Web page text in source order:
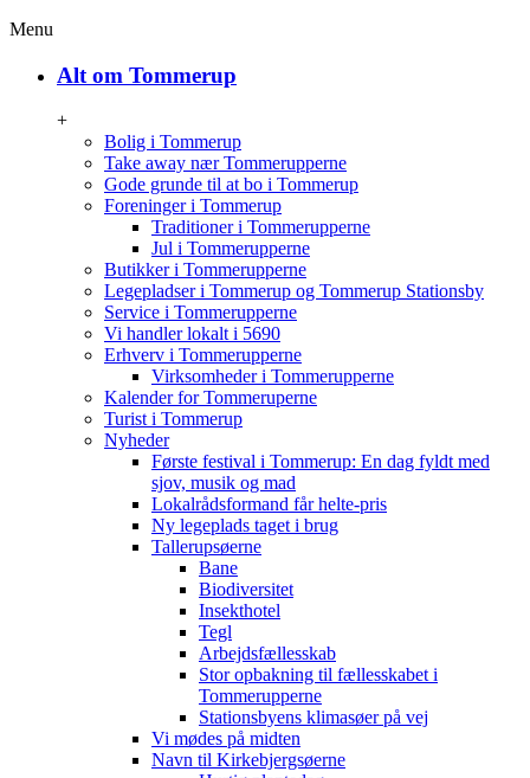
Menu
Alt om Tommerup
+
Bolig i Tommerup
Take away nær Tommerupperne
Gode grunde til at bo i Tommerup
Foreninger i Tommerup
Traditioner i Tommerupperne
Jul i Tommerupperne
Butikker i Tommerupperne
Legepladser i Tommerup og Tommerup Stationsby
Service i Tommerupperne
Vi handler lokalt i 5690
Erhverv i Tommerupperne
Virksomheder i Tommerupperne
Kalender for Tommeruperne
Turist i Tommerup
Nyheder
Første festival i Tommerup: En dag fyldt med
sjov, musik og mad
Lokalrådsformand får helte-pris
Ny legeplads taget i brug
Tallerupsøerne
Bane
Biodiversitet
Insekthotel
Tegl
Arbejdsfællesskab
Stor opbakning til fællesskabet i
Tommerupperne
Stationsbyens klimasøer på vej
Vi mødes på midten
Navn til Kirkebjergsøerne